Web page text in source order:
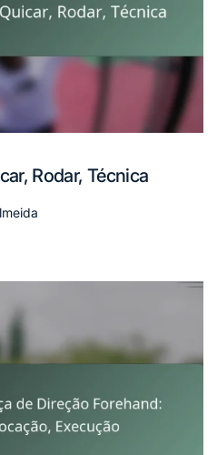
Rodar, Técnica